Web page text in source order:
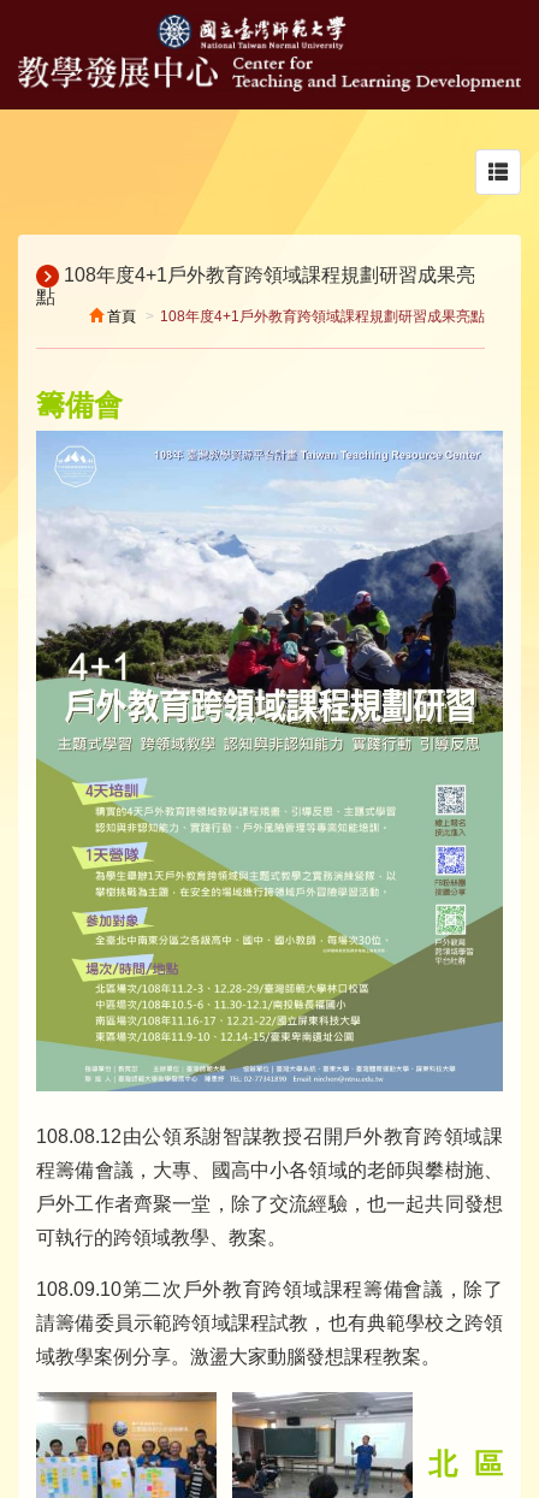
108年度4+1戶外教育跨領域課程規劃研習成果亮
點
首頁 108年度4+1戶外教育跨領域課程規劃研習成果亮點
籌備會
108.08.12由公領系謝智謀教授召開戶外教育跨領域課
程籌備會議，大專、國高中小各領域的老師與攀樹施、
戶外工作者齊聚一堂，除了交流經驗，也一起共同發想
可執行的跨領域教學、教案。
108.09.10第二次戶外教育跨領域課程籌備會議，除了
請籌備委員示範跨領域課程試教，也有典範學校之跨領
域教學案例分享。激盪大家動腦發想課程教案。
北區